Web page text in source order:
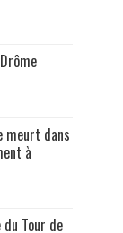
meurt dans
à
Tour de